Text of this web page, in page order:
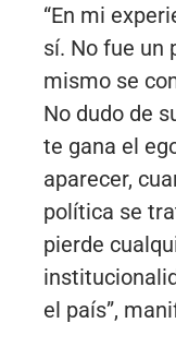
“En mi
sí. No fue un
mismo se
No dudo de
te gana el
aparecer,
política se
pierde
el país”,